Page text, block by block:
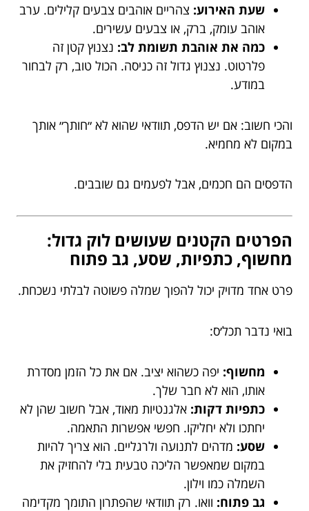
שעת האירוע: צהריים אוהבים צבעים קלילים. ערב
אוהב עומק, ברק, או צבעים עשירים.
כמה את אוהבת תשומת לב: נצנוץ קטן זה
פלרטוט. נצנוץ גדול זה כניסה. הכול טוב, רק לבחור
במודע.
והכי חשוב: אם יש הדפס, תוודאי שהוא לא ״חותך״ אותך
במקום לא מחמיא.
הדפסים הם חכמים, אבל לפעמים גם שובבים.
הפרטים הקטנים שעושים לוק גדול:
מחשוף, כתפיות, שסע, גב פתוח
פרט אחד מדויק יכול להפוך שמלה פשוטה לבלתי נשכחת.
בואי נדבר תכל׳ס:
מחשוף: יפה כשהוא יציב. אם את כל הזמן מסדרת
אותו, הוא לא חבר שלך.
כתפיות דקות: אלגנטיות מאוד, אבל חשוב שהן לא
יחתכו ולא יחליקו. חפשי אפשרות התאמה.
שסע: מדהים לתנועה ולרגליים. הוא צריך להיות
במקום שמאפשר הליכה טבעית בלי להחזיק את
השמלה כמו וילון.
גב פתוח: וואו. רק תוודאי שהפתרון התומך מקדימה